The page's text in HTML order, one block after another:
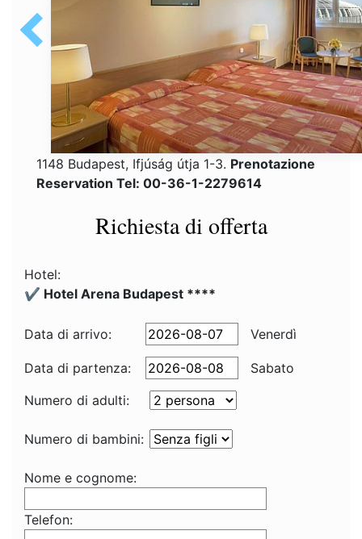
1148 Budapest, Ifjúság útja 1-3. Prenotazione
Reservation Tel: 00-36-1-2279614
Richiesta di offerta
Hotel:
✔️ Hotel Arena Budapest ****
Data di arrivo: Venerdì
Data di partenza:
Sabato
Numero di adulti:
Numero di bambini:
Nome e cognome:
Telefon: